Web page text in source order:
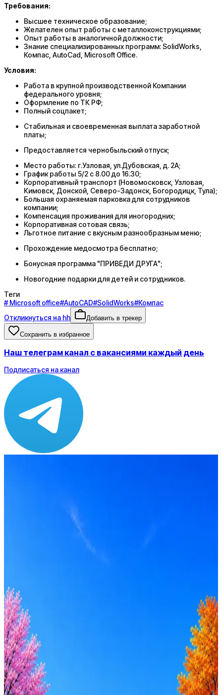
Требования:
Высшее техническое образование;
Желателен опыт работы с металлоконструкциями;
Опыт работы в аналогичной должности;
Знание специализированных программ: SolidWorks,
Компас, AutoCad, Microsoft Office.
Условия:
Работа в крупной производственной Компании
федерального уровня;
Оформление по ТК РФ;
Полный соцпакет;
Стабильная и своевременная выплата заработной
платы;
Предоставляется чернобыльский отпуск;
Место работы: г.Узловая, ул.Дубовская, д. 2А;
График работы 5/2 с 8.00 до 16.30;
Корпоративный транспорт (Новомосковск, Узловая,
Кимовск, Донской, Северо-Задонск, Богородицк, Тула);
Большая охраняемая парковка для сотрудников
компании;
Компенсация проживания для иногородних;
Корпоративная сотовая связь;
Льготное питание с вкусным разнообразным меню;
Прохождение медосмотра бесплатно;
Бонусная программа "ПРИВЕДИ ДРУГА";
Новогодние подарки для детей и сотрудников.
Теги
#Microsoft office#AutoCAD#SolidWorks#Компас
Откликнуться на hh
Добавить в трекер
Сохранить в избранное
Наш телеграм канал с вакансиями каждый день
Подписаться на канал
Оффер быстрее с Эйч
Будьте осторожны: если работодатель просит войти через
Google, iCloud или Госуслуги, прислать код или пароль,